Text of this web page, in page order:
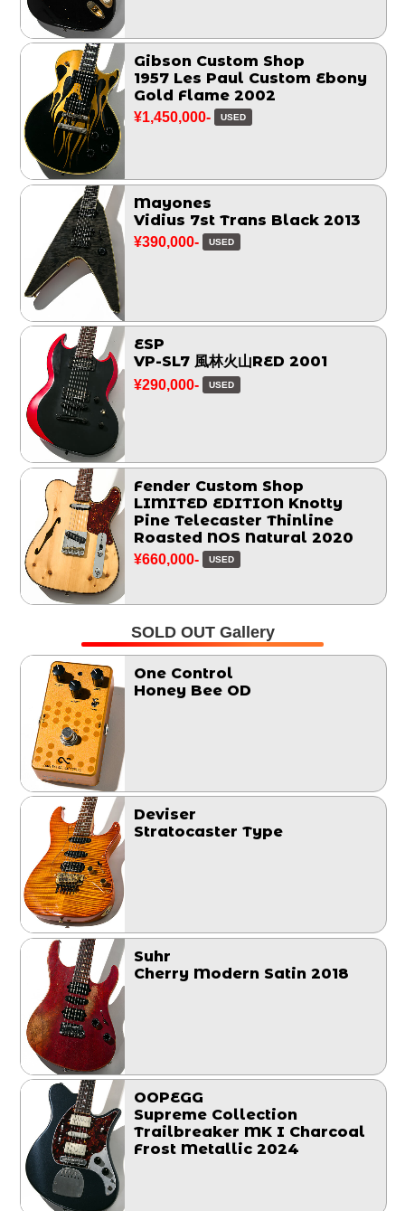
Gibson Custom Shop
1957 Les Paul Custom Ebony
Gold Flame 2002
¥1,450,000- USED
Mayones
Vidius 7st Trans Black 2013
¥390,000- USED
ESP
VP-SL7 風林火山RED 2001
¥290,000- USED
Fender Custom Shop
LIMITED EDITION Knotty
Pine Telecaster Thinline
Roasted NOS Natural 2020
¥660,000- USED
SOLD OUT Gallery
One Control
Honey Bee OD
Deviser
Stratocaster Type
Suhr
Cherry Modern Satin 2018
OOPEGG
Supreme Collection
Trailbreaker MK I Charcoal
Frost Metallic 2024